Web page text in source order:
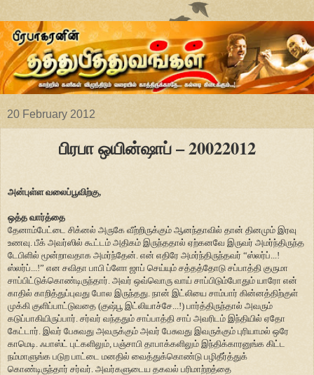
20 February 2012
பிரபா ஒயின்ஷாப் – 20022012
அன்புள்ள வலைப்பூவிற்கு,
ஒத்த வார்த்தை
தேனாம்பேட்டை சிக்னல் அருகே வீற்றிருக்கும் ஆனந்தாவில் தான் தினமும் இரவு
உணவு. பீக் அவர்ஸில் கூட்டம் அதிகம் இருந்ததால் ஏற்கனவே இருவர் அமர்ந்திருந்த
டேபிளில் மூன்றாவதாக அமர்ந்தேன். என் எதிரே அமர்ந்திருந்தவர் “ஸ்லர்ப்...!
ஸ்லர்ப்...!” என சவிதா பாபி ப்ளோ ஜாப் செய்யும் சத்தத்தோடு சப்பாத்தி குருமா
சாப்பிட்டுக்கொண்டிருந்தார். அவர் ஒவ்வொரு வாய் சாப்பிடும்போதும் யாரோ என்
காதில் காறித்துப்புவது போல இருந்தது. நான் இட்லியை சாம்பார் கின்னத்திற்குள்
முக்கி குளிப்பாட்டுவதை (குஷ்பூ இட்லியாச்சே...!) பார்த்திருந்தால் அவரும்
கடுப்பாகியிருப்பார். சர்வர் வந்ததும் சாப்பாத்தி சாப் அவரிடம் இந்தியில் ஏதோ
கேட்டார். இவர் பேசுவது அவருக்கும் அவர் பேசுவது இவருக்கும் புரியாமல் ஒரே
காமெடி. ஃபாஸ்ட் புட்களிலும், பஞ்சாபி தாபாக்களிலும் இந்திக்காரனுங்க கிட்ட
நம்மாளுங்க படுற பாட்டை மனதில் வைத்துக்கொண்டு பழிதீர்த்துக்
கொண்டிருந்தார் சர்வர். அவர்களுடைய தகவல் பரிமாற்றத்தை